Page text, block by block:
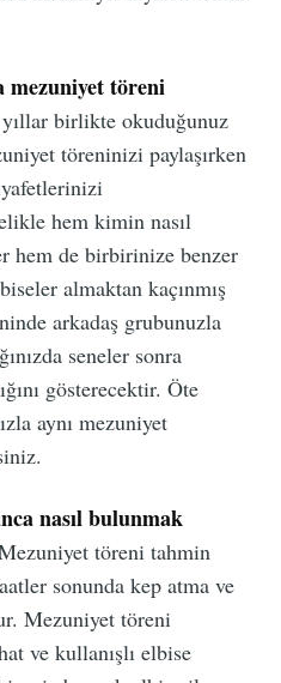
mezuniyet töreni
birlikte okuduğunuz
töreninizi paylaşırken
hem kimin nasıl
hem de birbirinize benzer
almaktan kaçınmış
arkadaş grubunuzla
seneler sonra
gösterecektir. Öte
aynı mezuniyet
nasıl bulunmak
töreni tahmin
sonunda kep atma ve
Mezuniyet töreni
ve kullanışlı elbise